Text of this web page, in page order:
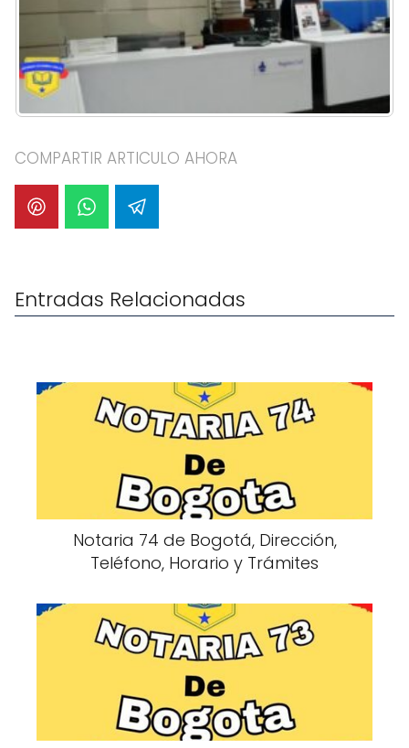
COMPARTIR ARTICULO AHORA
Entradas Relacionadas
Notaria 74 de Bogotá, Dirección,
Teléfono, Horario y Trámites